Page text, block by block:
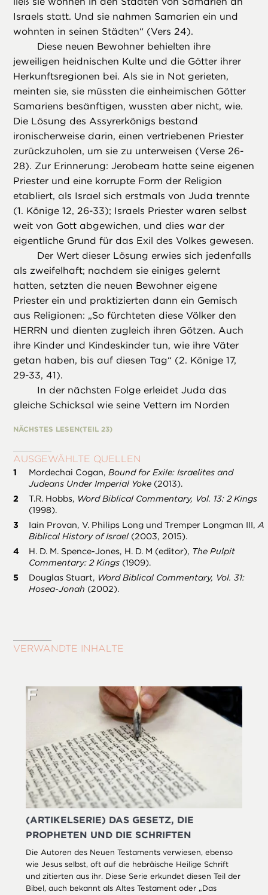
Israels statt. Und sie nahmen Samarien ein und
wohnten in seinen Städten“ (Vers 24).
Diese neuen Bewohner behielten ihre
jeweiligen heidnischen Kulte und die Götter ihrer
Herkunftsregionen bei. Als sie in Not gerieten,
meinten sie, sie müssten die einheimischen Götter
Samariens besänftigen, wussten aber nicht, wie.
Die Lösung des Assyrerkönigs bestand
ironischerweise darin, einen vertriebenen Priester
zurückzuholen, um sie zu unterweisen (Verse 26-
28). Zur Erinnerung: Jerobeam hatte seine eigenen
Priester und eine korrupte Form der Religion
etabliert, als Israel sich erstmals von Juda trennte
(1. Könige 12, 26-33); Israels Priester waren selbst
weit von Gott abgewichen, und dies war der
eigentliche Grund für das Exil des Volkes gewesen.
Der Wert dieser Lösung erwies sich jedenfalls
als zweifelhaft; nachdem sie einiges gelernt
hatten, setzten die neuen Bewohner eigene
Priester ein und praktizierten dann ein Gemisch
aus Religionen: „So fürchteten diese Völker den
HERRN und dienten zugleich ihren Götzen. Auch
ihre Kinder und Kindeskinder tun, wie ihre Väter
getan haben, bis auf diesen Tag“ (2. Könige 17,
29-33, 41).
In der nächsten Folge erleidet Juda das
gleiche Schicksal wie seine Vettern im Norden
NÄCHSTES LESEN(TEIL 23)
AUSGEWÄHLTE QUELLEN
Mordechai Cogan, Bound for Exile: Israelites and
Judeans Under Imperial Yoke(2013).
T.R. Hobbs, Word Biblical Commentary, Vol. 13: 2 Kings
(1998).
Iain Provan, V. Philips Long und Tremper Longman III, A
Biblical History of Israel(2003, 2015).
H. D. M. Spence-Jones, H. D. M (editor), The Pulpit
Commentary: 2 Kings(1909).
Douglas Stuart, Word Biblical Commentary, Vol. 31:
Hosea-Jonah (2002).
VERWANDTE INHALTE
(ARTIKELSERIE) DAS GESETZ, DIE
PROPHETEN UND DIE SCHRIFTEN
Die Autoren des Neuen Testaments verwiesen, ebenso
wie Jesus selbst, oft auf die hebräische Heilige Schrift
und zitierten aus ihr. Diese Serie erkundet diesen Teil der
Bibel, auch bekannt als Altes Testament oder „Das